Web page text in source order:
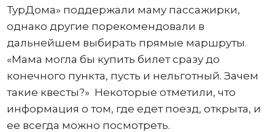
ТурДома» поддержали маму пассажирки,
однако другие порекомендовали в
дальнейшем выбирать прямые маршруты.
«Мама могла бы купить билет сразу до
конечного пункта, пусть и нельготный. Зачем
такие квесты?» Некоторые отметили, что
информация о том, где едет поезд, открыта, и
ее всегда можно посмотреть.